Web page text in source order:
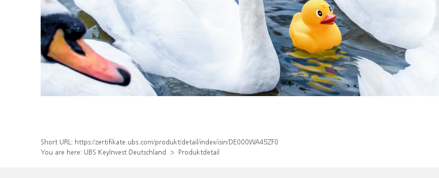
Short URL: https://zertifikate.ubs.com/produkt/detail/index/isin/DE000WA45ZF0
You are here: UBS KeyInvest Deutschland Produktdetail